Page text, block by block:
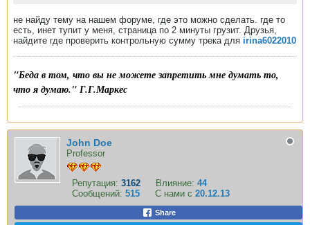
не найду тему на нашем форуме, где это можно сделать. где то
есть, инет тупит у меня, страница по 2 минуты грузит. Друзья,
найдите где проверить контрольную сумму трека для irina6022010
"Беда в том, что вы не можете запретить мне думать то,
что я думаю." Г.Г.Маркес
John Doe
Professor
Репутация: 3162 Влияние: 44
Сообщений: 515 С нами с 20.12.13
Share